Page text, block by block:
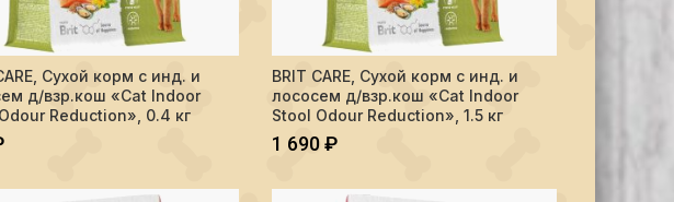
взр.прив.кошек "Cat Adult Delicious Taste", 1.5 кг
BRIT CARE, Сухой корм с инд. и лососем д/взр.кош "Cat Indoor Stool Odour Reduction",
В КОРЗИНУ
Сухой корм с инд. и
д/взр.кош «Cat Indoor
Reduction», 0.4 кг
Количество BRIT CARE, Сухой корм с инд. и лососем
В КОРЗИНУ
BRIT CARE, Сухой корм с инд. и
лососем д/взр.кош «Cat Indoor
Stool Odour Reduction», 1.5 кг
1 690₽